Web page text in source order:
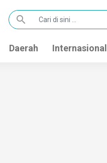
search
Daerah Internasional